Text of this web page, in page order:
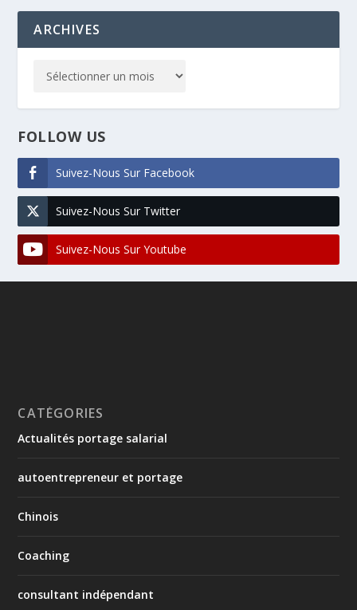
ARCHIVES
FOLLOW US
Suivez-Nous Sur Facebook
Suivez-Nous Sur Twitter
Suivez-Nous Sur Youtube
CATÉGORIES
Actualités portage salarial
autoentrepreneur et portage
Chinois
Coaching
consultant indépendant